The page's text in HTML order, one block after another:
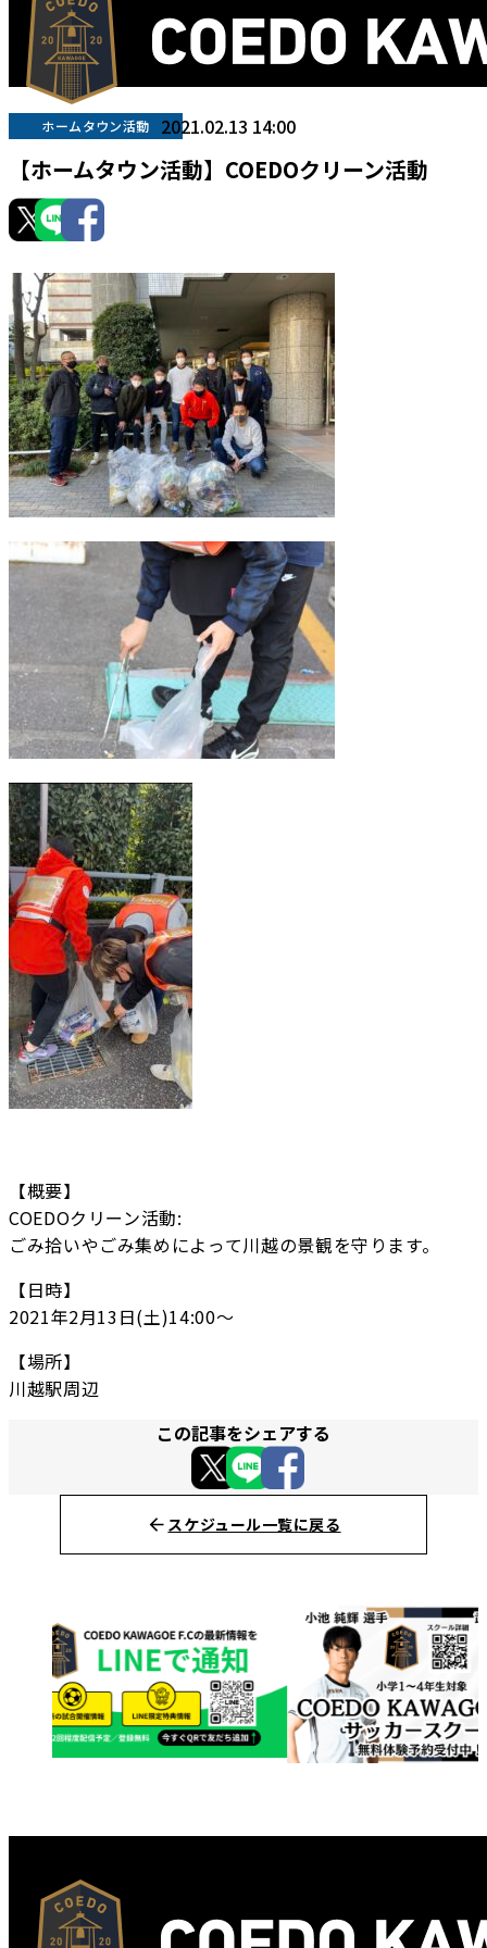
ホームタウン活動 2021.02.13 14:00
【ホームタウン活動】COEDOクリーン活動
【概要】
COEDOクリーン活動:
ごみ拾いやごみ集めによって川越の景観を守ります。
【日時】
2021年2月13日(土)14:00〜
【場所】
川越駅周辺
この記事をシェアする
スケジュール一覧に戻る